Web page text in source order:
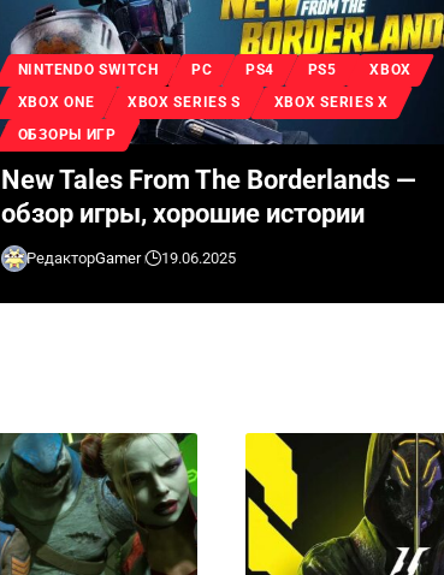
NINTENDO SWITCH PC PS4 PS5
XBOX
XBOX ONE
XBOX SERIES S
XBOX SERIES X
ОБЗОРЫ ИГР
New Tales From The Borderlands —
обзор игры, хорошие истории
РедакторGamer 19.06.2025